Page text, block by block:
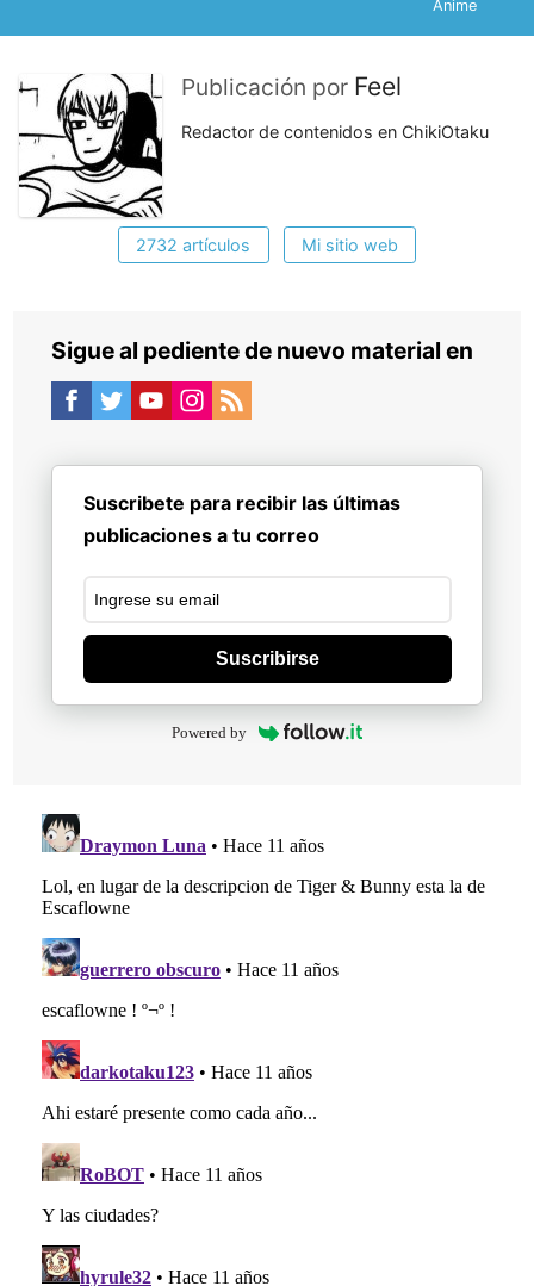
Anime
Publicación por Feel
Redactor de contenidos en ChikiOtaku
2732 artículos Mi sitio web
Sigue al pediente de nuevo material en
Suscribete para recibir las últimas
publicaciones a tu correo
Suscribirse
Powered by